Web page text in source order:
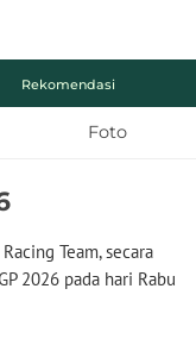
Rekomendasi
Foto
Team, secara
2026 pada hari Rabu